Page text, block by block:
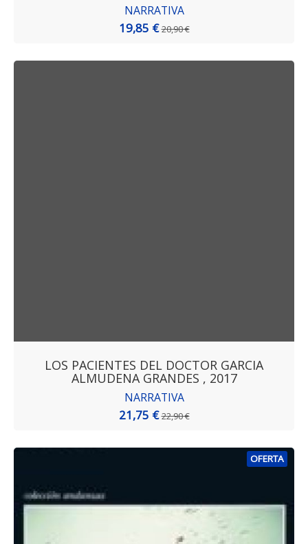
NARRATIVA
19,85 €20,90 €
LOS PACIENTES DEL DOCTOR GARCIA
ALMUDENA GRANDES , 2017
NARRATIVA
21,75 €22,90 €
OFERTA